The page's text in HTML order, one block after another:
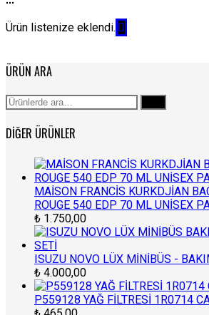
Ürün listenize eklendi.
ÜRÜN ARA
Ara:
DIĞER ÜRÜNLER
MAİSON FRANCİS KURKDJİAN
ROUGE 540 EDP 70 ML UNİSEX
₺ 1.750,00
ISUZU NOVO LÜX MİNİBÜS -
₺ 4.000,00
P559128 YAĞ FİLTRESİ 1R0714